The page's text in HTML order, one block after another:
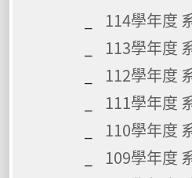
114學年度
113學年度
112學年度
111學年度
110學年度
109學年度